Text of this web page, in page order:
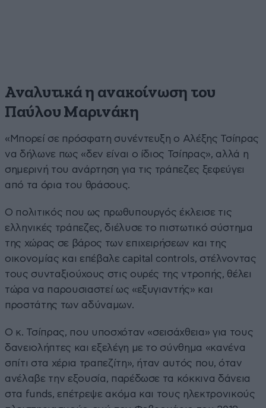
Αναλυτικά η ανακοίνωση του
Παύλου Μαρινάκη
«Μπορεί σε πρόσφατη συνέντευξη ο Αλέξης Τσίπρας
να δήλωνε πως «δεν είναι ο ίδιος Τσίπρας», αλλά η
σημερινή του ανάρτηση για τις τράπεζες ξεφεύγει
από τα όρια του θράσους.
Ο πολιτικός που ως πρωθυπουργός έκλεισε τις
ελληνικές τράπεζες, διέλυσε το πιστωτικό σύστημα
της χώρας σε βάρος των επιχειρήσεων και της
οικονομίας και επέβαλε capital controls, στέλνοντας
τους συνταξιούχους στις ουρές της ντροπής, θέλει
τώρα να παρουσιαστεί ως «εξυγιαντής» και
προστάτης των αδύναμων.
Ο κ. Τσίπρας, που υποσχόταν «σεισάχθεια» για τους
δανειολήπτες και εξελέγη με το σύνθημα «κανένα
σπίτι στα χέρια τραπεζίτη», ήταν αυτός που, όταν
ανέλαβε την εξουσία, παρέδωσε τα κόκκινα δάνεια
στα funds, επέτρεψε ακόμα και τους ηλεκτρονικούς